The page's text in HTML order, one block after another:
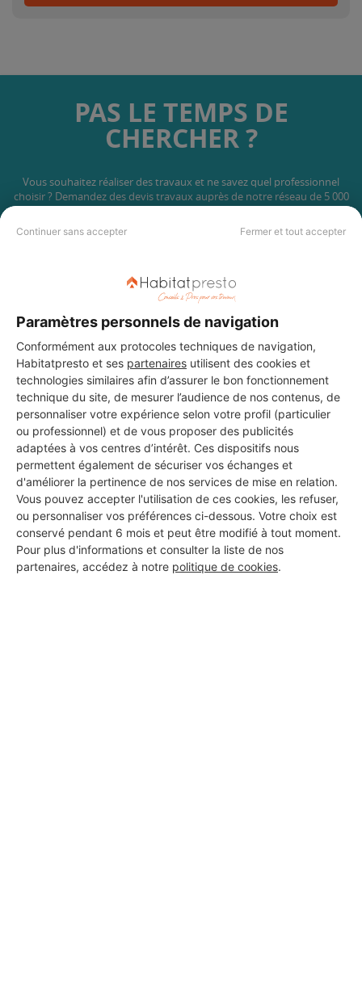
Continuer sans accepter Fermer et tout accepter
Paramètres personnels de navigation
Conformément aux protocoles techniques de navigation,
Habitatpresto et ses partenaires utilisent des cookies et
technologies similaires afin d’assurer le bon fonctionnement
technique du site, de mesurer l’audience de nos contenus, de
personnaliser votre expérience selon votre profil (particulier
ou professionnel) et de vous proposer des publicités
adaptées à vos centres d’intérêt. Ces dispositifs nous
permettent également de sécuriser vos échanges et
d'améliorer la pertinence de nos services de mise en relation.
Vous pouvez accepter l'utilisation de ces cookies, les refuser,
ou personnaliser vos préférences ci-dessous. Votre choix est
conservé pendant 6 mois et peut être modifié à tout moment.
Pour plus d'informations et consulter la liste de nos
partenaires, accédez à notre politique de cookies.
PAS LE TEMPS DE
CHERCHER ?
Vous souhaitez réaliser des travaux et ne savez quel professionnel
choisir ? Demandez des devis travaux auprès de notre réseau de 5 000
DEMANDER UN DEVIS
Les 1 autres Carreleurs pour
vos travaux à Roz-Landrieux
BL carrelages
Roz-Landrieux
3 ans d'expérience